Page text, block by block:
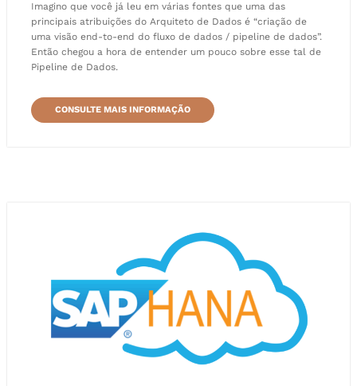
Imagino que você já leu em várias fontes que uma das
principais atribuições do Arquiteto de Dados é “criação de
uma visão end-to-end do fluxo de dados / pipeline de dados”.
Então chegou a hora de entender um pouco sobre esse tal de
Pipeline de Dados.
CONSULTE MAIS INFORMAÇÃO